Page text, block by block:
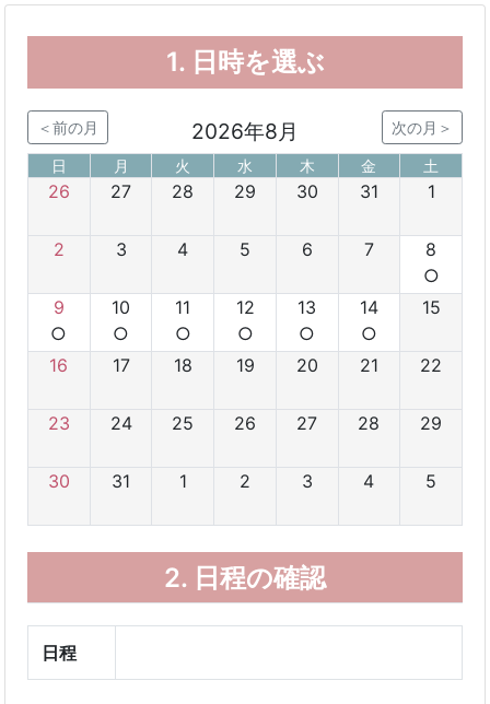
1.日時を選ぶ
＜前の月 2026年8月 次の月＞
日 月 火 水 木 金 土
26 27 28 29 30 31 1
2 3 4 5 6 7
8
○
9
○
10
○
11
○
12
○
13
○
14
○
15
16 17 18 19 20 21 22
23 24 25 26 27 28 29
30 31 1 2 3 4 5
2. 日程の確認
日程